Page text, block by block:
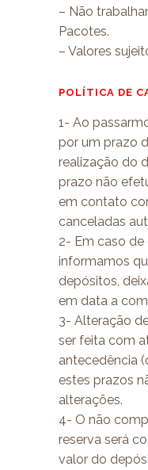
– Não
Pacotes.
– Valores
POLÍTICA DE
1- Ao
por um prazo
realização do
prazo não
em contato
canceladas
2- Em caso
informamos
depósitos,
em data a
3- Alteração
ser feita com
antecedência
estes prazos
alterações.
4- O não
reserva será
valor do